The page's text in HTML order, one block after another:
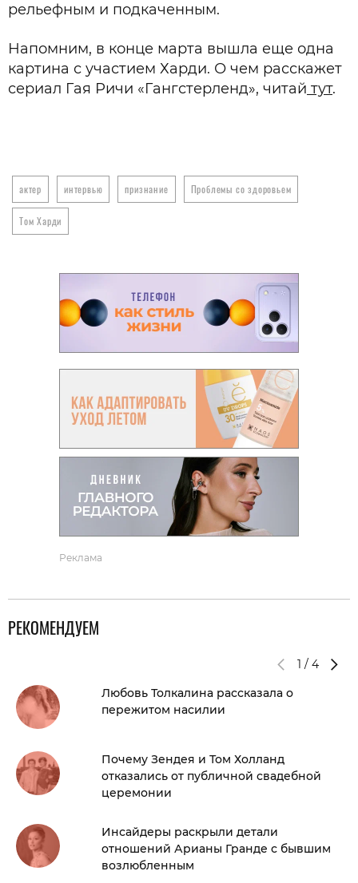
рельефным и подкаченным.
Напомним, в конце марта вышла еще одна
картина с участием Харди. О чем расскажет
сериал Гая Ричи «Гангстерленд», читай тут.
актер интервью признание Проблемы со здоровьем
Том Харди
Реклама
РЕКОМЕНДУЕМ
1 / 4
Любовь Толкалина рассказала о
пережитом насилии
Почему Зендея и Том Холланд
отказались от публичной свадебной
церемонии
Инсайдеры раскрыли детали
отношений Арианы Гранде с бывшим
возлюбленным